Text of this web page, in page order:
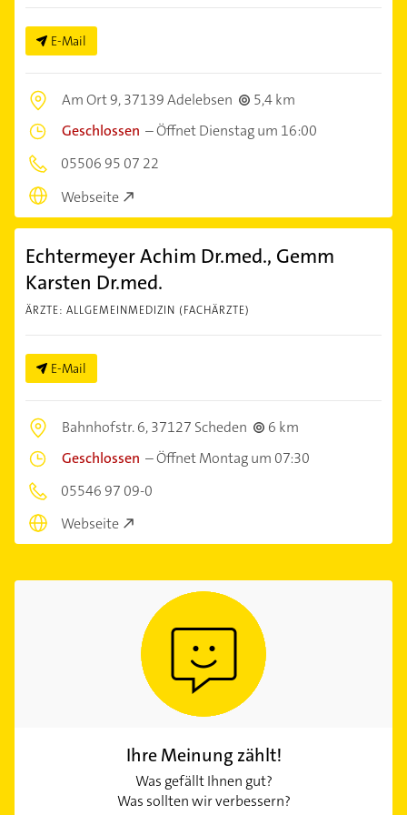
E-Mail
Am Ort 9,37139 Adelebsen
5,4 km
Geschlossen –Öffnet Dienstag um 16:00
05506 95 07 22
Webseite
Echtermeyer Achim Dr.med., Gemm
Karsten Dr.med.
ÄRZTE: ALLGEMEINMEDIZIN (FACHÄRZTE)
E-Mail
Bahnhofstr. 6,37127 Scheden
6 km
Geschlossen –Öffnet Montag um 07:30
05546 97 09-0
Webseite
Ihre Meinung zählt!
Was gefällt Ihnen gut?
Was sollten wir verbessern?